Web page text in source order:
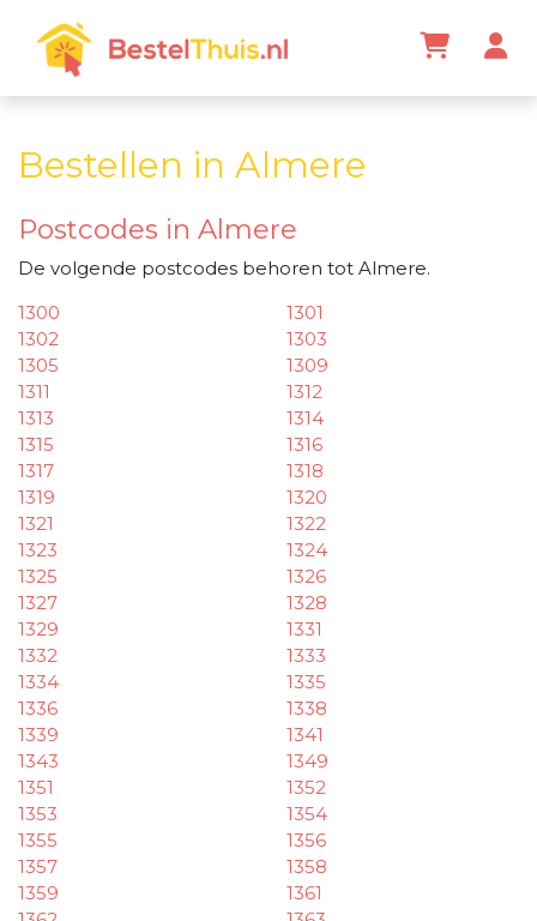
Bestellen in Almere
Postcodes in Almere
De volgende postcodes behoren tot Almere.
1300
1301
1302
1303
1305
1309
1311
1312
1313
1314
1315
1316
1317
1318
1319
1320
1321
1322
1323
1324
1325
1326
1327
1328
1329
1331
1332
1333
1334
1335
1336
1338
1339
1341
1343
1349
1351
1352
1353
1354
1355
1356
1357
1358
1359
1361